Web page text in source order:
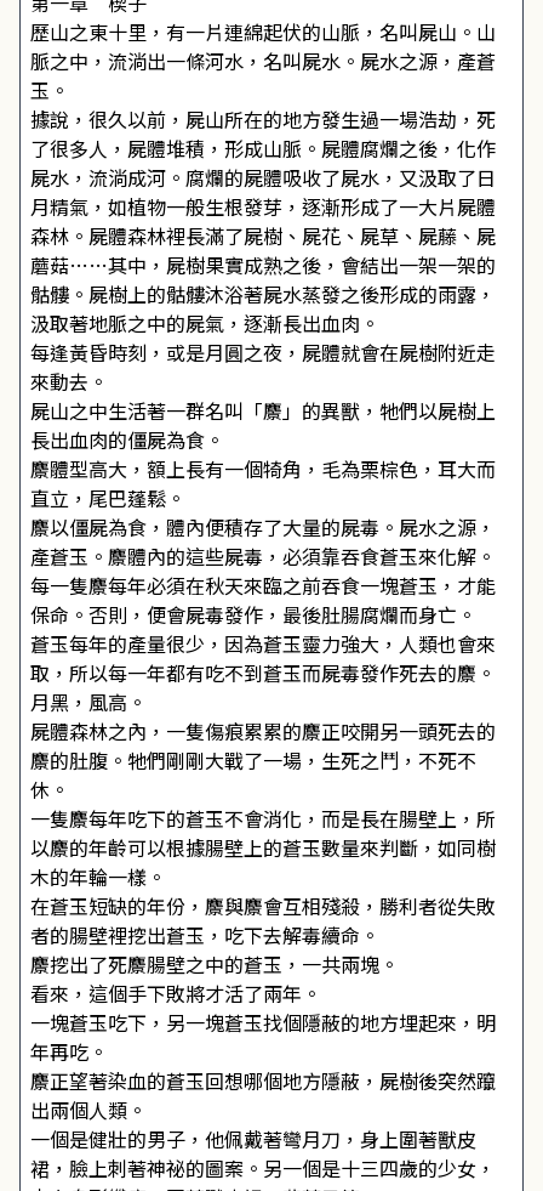
歷山之東十里，有一片連綿起伏的山脈，名叫屍山。山
脈之中，流淌出一條河水，名叫屍水。屍水之源，產蒼
玉。
據說，很久以前，屍山所在的地方發生過一場浩劫，死
了很多人，屍體堆積，形成山脈。屍體腐爛之後，化作
屍水，流淌成河。腐爛的屍體吸收了屍水，又汲取了日
月精氣，如植物一般生根發芽，逐漸形成了一大片屍體
森林。屍體森林裡長滿了屍樹、屍花、屍草、屍藤、屍
蘑菇……其中，屍樹果實成熟之後，會結出一架一架的
骷髏。屍樹上的骷髏沐浴著屍水蒸發之後形成的雨露，
汲取著地脈之中的屍氣，逐漸長出血肉。
每逢黃昏時刻，或是月圓之夜，屍體就會在屍樹附近走
來動去。
屍山之中生活著一群名叫「麖」的異獸，牠們以屍樹上
長出血肉的僵屍為食。
麖體型高大，額上長有一個犄角，毛為栗棕色，耳大而
直立，尾巴蓬鬆。
麖以僵屍為食，體內便積存了大量的屍毒。屍水之源，
產蒼玉。麖體內的這些屍毒，必須靠吞食蒼玉來化解。
每一隻麖每年必須在秋天來臨之前吞食一塊蒼玉，才能
保命。否則，便會屍毒發作，最後肚腸腐爛而身亡。
蒼玉每年的產量很少，因為蒼玉靈力強大，人類也會來
取，所以每一年都有吃不到蒼玉而屍毒發作死去的麖。
月黑，風高。
屍體森林之內，一隻傷痕累累的麖正咬開另一頭死去的
麖的肚腹。牠們剛剛大戰了一場，生死之鬥，不死不
休。
一隻麖每年吃下的蒼玉不會消化，而是長在腸壁上，所
以麖的年齡可以根據腸壁上的蒼玉數量來判斷，如同樹
木的年輪一樣。
在蒼玉短缺的年份，麖與麖會互相殘殺，勝利者從失敗
者的腸壁裡挖出蒼玉，吃下去解毒續命。
麖挖出了死麖腸壁之中的蒼玉，一共兩塊。
看來，這個手下敗將才活了兩年。
一塊蒼玉吃下，另一塊蒼玉找個隱蔽的地方埋起來，明
年再吃。
麖正望著染血的蒼玉回想哪個地方隱蔽，屍樹後突然躥
出兩個人類。
一個是健壯的男子，他佩戴著彎月刀，身上圍著獸皮
裙，臉上刺著神祕的圖案。另一個是十三四歲的少女，